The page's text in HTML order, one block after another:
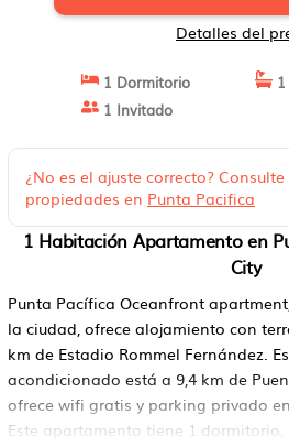
Detalles del
1 Dormitorio
1
1 Invitado
¿No es el ajuste correcto?
propiedades en Punta Pacifica
1 Habitación Apartamento en
City
Punta Pacífica Oceanfront
la ciudad, ofrece alojamiento con
km de Estadio Rommel Fernández.
acondicionado está a 9,4 km de
ofrece wifi gratis y parking privado
Este apartamento tiene 1 dormitorio,